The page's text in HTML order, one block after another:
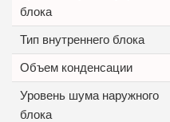
блока
Тип внутреннего блока
Объем конденсации
Уровень шума наружного
блока